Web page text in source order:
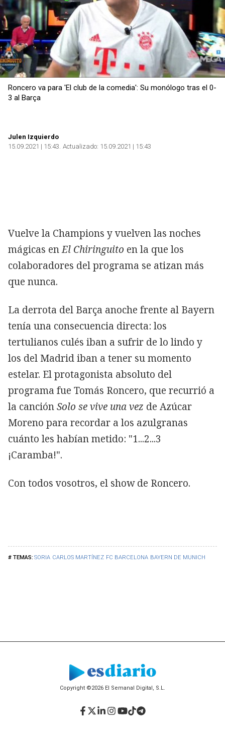
Roncero va para 'El club de la comedia': Su monólogo tras el 0-
3 al Barça
Julen Izquierdo
15.09.2021 | 15:43 Actualizado: 15.09.2021 | 15:43
SORIA CARLOS MARTÍNEZ FC BARCELONA BAYERN DE MUNICH
Vuelve la Champions y vuelven las noches
mágicas enEl Chiringuito en la que los
colaboradores del programa se atizan más
que nunca.
La derrota del Barça anoche frente al Bayern
tenía una consecuencia directa: los
tertulianos culés iban a sufrir de lo lindo y
los del Madrid iban a tener su momento
estelar. El protagonista absoluto del
programa fue Tomás Roncero, que recurrió a
la canciónSolo se vive una vez de Azúcar
Moreno para recordar a los azulgranas
cuánto les habían metido: "1...2...3
¡Caramba!".
Con todos vosotros, el show de Roncero.
Copyright ©2026 El Semanal Digital, S.L.
Facebook
Twitter
LinkedIn
Instagram
YouTube
TikTok
Telegram